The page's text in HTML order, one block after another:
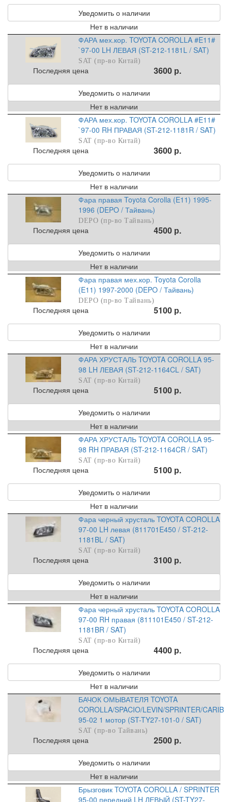
Уведомить о наличии
Нет в наличии
ФАРА мех.кор. TOYOTA COROLLA #E11#
`97-00 LH ЛЕВАЯ (ST-212-1181L / SAT)
SAT (пр-во Китай)
Последняя цена 3600 р.
Уведомить о наличии
Нет в наличии
ФАРА мех.кор. TOYOTA COROLLA #E11#
`97-00 RH ПРАВАЯ (ST-212-1181R / SAT)
SAT (пр-во Китай)
Последняя цена 3600 р.
Уведомить о наличии
Нет в наличии
Фара правая Toyota Corolla (E11) 1995-
1996 (DEPO / Тайвань)
DEPO (пр-во Тайвань)
Последняя цена 4500 р.
Уведомить о наличии
Нет в наличии
Фара правая мех.кор. Toyota Corolla
(E11) 1997-2000 (DEPO / Тайвань)
DEPO (пр-во Тайвань)
Последняя цена 5100 р.
Уведомить о наличии
Нет в наличии
ФАРА ХРУСТАЛЬ TOYOTA COROLLA 95-
98 LH ЛЕВАЯ (ST-212-1164CL / SAT)
SAT (пр-во Китай)
Последняя цена 5100 р.
Уведомить о наличии
Нет в наличии
ФАРА ХРУСТАЛЬ TOYOTA COROLLA 95-
98 RH ПРАВАЯ (ST-212-1164CR / SAT)
SAT (пр-во Китай)
Последняя цена 5100 р.
Уведомить о наличии
Нет в наличии
Фара черный хрусталь TOYOTA COROLLA
97-00 LH левая (811701E450 / ST-212-
1181BL / SAT)
SAT (пр-во Китай)
Последняя цена 3100 р.
Уведомить о наличии
Нет в наличии
Фара черный хрусталь TOYOTA COROLLA
97-00 RH правая (811101E450 / ST-212-
1181BR / SAT)
SAT (пр-во Китай)
Последняя цена 4400 р.
Уведомить о наличии
Нет в наличии
БАЧОК ОМЫВАТЕЛЯ TOYOTA
COROLLA/SPACIO/LEVIN/SPRINTER/CARIB
95-02 1 мотор (ST-TY27-101-0 / SAT)
SAT (пр-во Тайвань)
Последняя цена 2500 р.
Уведомить о наличии
Нет в наличии
Брызговик TOYOTA COROLLA / SPRINTER
95-00 передний LH ЛЕВЫЙ (ST-TY27-